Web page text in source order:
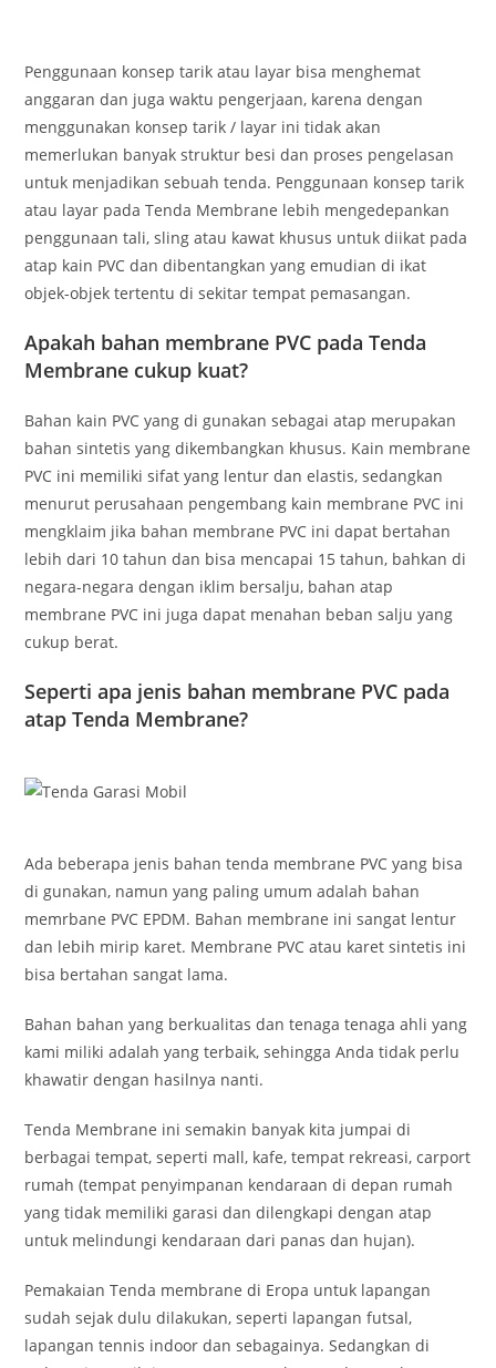
Penggunaan konsep tarik atau layar bisa menghemat
anggaran dan juga waktu pengerjaan, karena dengan
menggunakan konsep tarik / layar ini tidak akan
memerlukan banyak struktur besi dan proses pengelasan
untuk menjadikan sebuah tenda. Penggunaan konsep tarik
atau layar pada Tenda Membrane lebih mengedepankan
penggunaan tali, sling atau kawat khusus untuk diikat pada
atap kain PVC dan dibentangkan yang emudian di ikat
objek-objek tertentu di sekitar tempat pemasangan.
Apakah bahan membrane PVC pada Tenda
Membrane cukup kuat?
Bahan kain PVC yang di gunakan sebagai atap merupakan
bahan sintetis yang dikembangkan khusus. Kain membrane
PVC ini memiliki sifat yang lentur dan elastis, sedangkan
menurut perusahaan pengembang kain membrane PVC ini
mengklaim jika bahan membrane PVC ini dapat bertahan
lebih dari 10 tahun dan bisa mencapai 15 tahun, bahkan di
negara-negara dengan iklim bersalju, bahan atap
membrane PVC ini juga dapat menahan beban salju yang
cukup berat.
Seperti apa jenis bahan membrane PVC pada
atap Tenda Membrane?
Ada beberapa jenis bahan tenda membrane PVC yang bisa
di gunakan, namun yang paling umum adalah bahan
memrbane PVC EPDM. Bahan membrane ini sangat lentur
dan lebih mirip karet. Membrane PVC atau karet sintetis ini
bisa bertahan sangat lama.
Bahan bahan yang berkualitas dan tenaga tenaga ahli yang
kami miliki adalah yang terbaik, sehingga Anda tidak perlu
khawatir dengan hasilnya nanti.
Tenda Membrane ini semakin banyak kita jumpai di
berbagai tempat, seperti mall, kafe, tempat rekreasi, carport
rumah (tempat penyimpanan kendaraan di depan rumah
yang tidak memiliki garasi dan dilengkapi dengan atap
untuk melindungi kendaraan dari panas dan hujan).
Pemakaian Tenda membrane di Eropa untuk lapangan
sudah sejak dulu dilakukan, seperti lapangan futsal,
lapangan tennis indoor dan sebagainya. Sedangkan di